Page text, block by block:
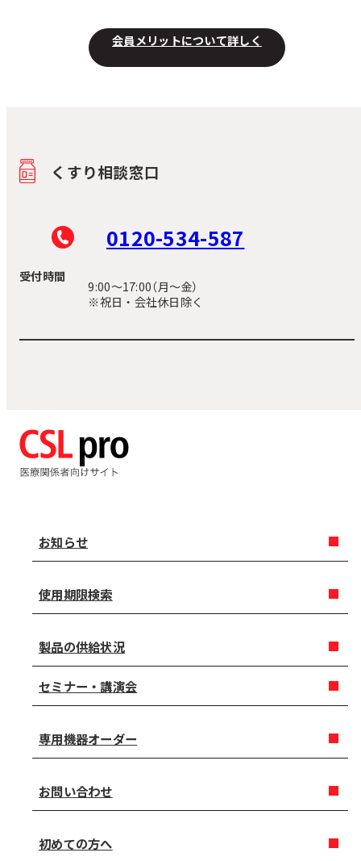
会員メリットについて詳しく
くすり相談窓口
0120-534-587
受付時間
9:00〜17:00（月～金）
※祝日・会社休日除く
お知らせ
使用期限検索
製品の供給状況
セミナー・講演会
専用機器オーダー
お問い合わせ
初めての方へ